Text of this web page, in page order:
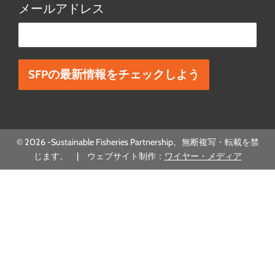
メールアドレス
© 2026 -Sustainable Fisheries Partnership。無断複写・転載を禁
じます。 | ウェブサイト制作： ワイヤー・メディア